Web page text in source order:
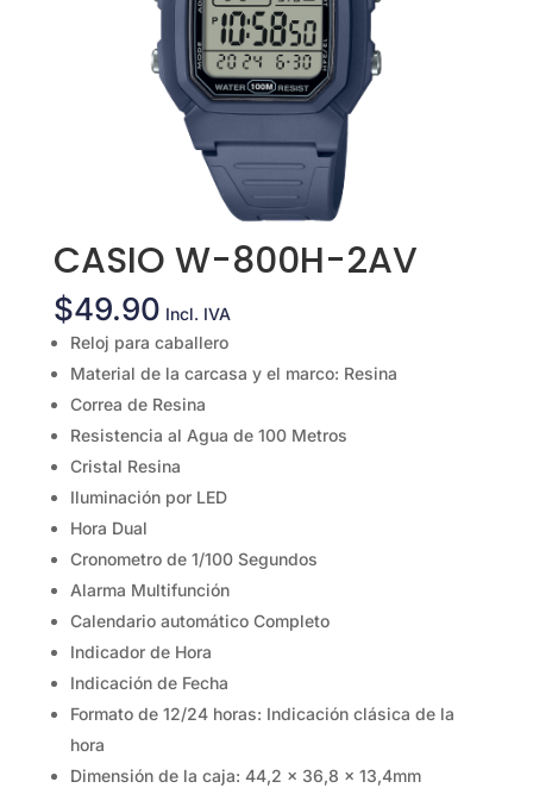
CASIO W-800H-2AV
$49.90 Incl. IVA
Reloj para caballero
Material de la carcasa y el marco: Resina
Correa de Resina
Resistencia al Agua de 100 Metros
Cristal Resina
Iluminación por LED
Hora Dual
Cronometro de 1/100 Segundos
Alarma Multifunción
Calendario automático Completo
Indicador de Hora
Indicación de Fecha
Formato de 12/24 horas: Indicación clásica de la
hora
Dimensión de la caja: 44,2 x 36,8 x 13,4mm